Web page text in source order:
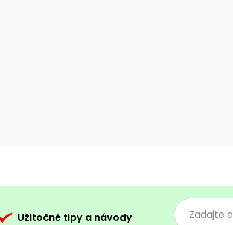
Užitočné tipy a návody